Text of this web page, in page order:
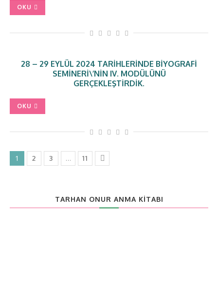
OKU
28 – 29 EYLÜL 2024 TARIHLERINDE BIYOGRAFI
SEMINERI\’NIN IV. MODÜLÜNÜ
GERÇEKLEŞTIRDIK.
OKU
1 2 3 … 11
TARHAN ONUR ANMA KITABI